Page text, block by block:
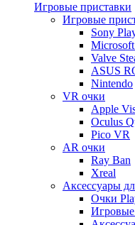
Игровые приставки
Игровые
Sony
Valve
ASUS
Nintendo
VR очки
Apple
Oculus
Pico VR
AR очки
Ray Ban
Xreal
Аксессуары
Очки